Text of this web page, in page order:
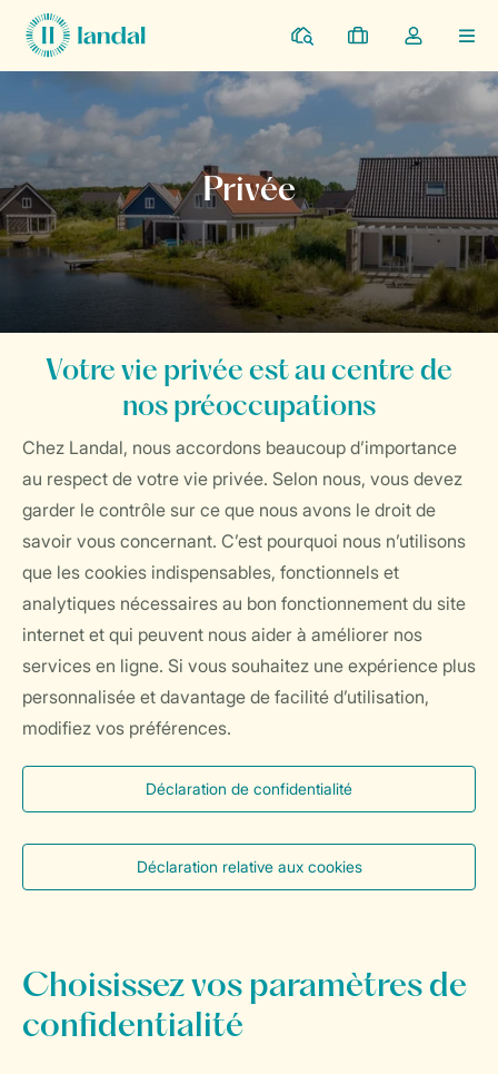
Parcs
Mes
réservations
Toggle
the
my
dropdown
Home Général Privée
Votre vie privée est au centre de
nos préoccupations
Chez Landal, nous accordons beaucoup d’importance
au respect de votre vie privée. Selon nous, vous devez
garder le contrôle sur ce que nous avons le droit de
savoir vous concernant. C’est pourquoi nous n’utilisons
que les cookies indispensables, fonctionnels et
analytiques nécessaires au bon fonctionnement du site
internet et qui peuvent nous aider à améliorer nos
services en ligne. Si vous souhaitez une expérience plus
personnalisée et davantage de facilité d’utilisation,
modifiez vos préférences.
Déclaration de confidentialité
Déclaration relative aux cookies
Choisissez vos paramètres de
confidentialité